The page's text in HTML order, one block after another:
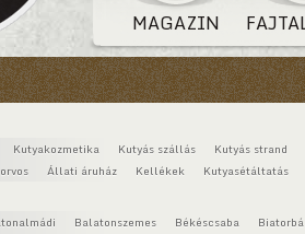
MAGAZIN
Kutyakozmetika Kutyás szállás
Kutyás strand
Állati áruház Kellékek Kutyasétáltatás
Balatonszemes Békéscsaba